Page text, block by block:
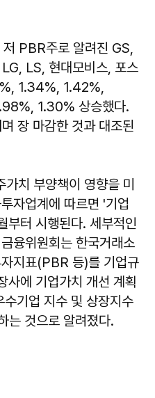
PBR주로 알려진 GS,
LS, 현대모비스, 포스
1.34%, 1.42%,
1.30% 상승했다.
장 마감한 것과 대조된
치 부양책이 영향을 미
자업계에 따르면 '기업
부터 시행된다. 세부적인
융위원회는 한국거래소
지표(PBR 등)를 기업규
사에 기업가치 개선 계획
기업 지수 및 상장지수
는 것으로 알려졌다.